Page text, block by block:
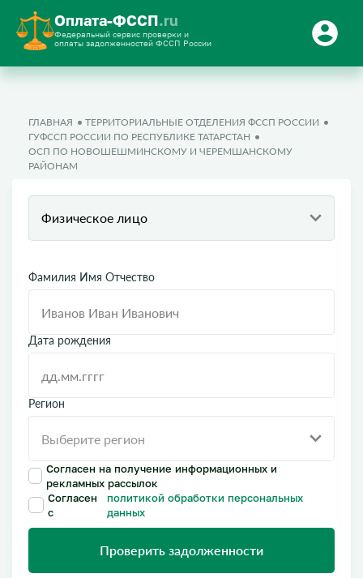
Оплата-ФССП.ru
Федеральный сервис проверки и
оплаты задолженностей ФССП России
ГЛАВНАЯ
ТЕРРИТОРИАЛЬНЫЕ ОТДЕЛЕНИЯ ФССП РОССИИ
ГУФССП РОССИИ ПО РЕСПУБЛИКЕ ТАТАРСТАН
ОСП ПО НОВОШЕШМИНСКОМУ И ЧЕРЕМШАНСКОМУ
РАЙОНАМ
Физическое лицо
Фамилия Имя Отчество
Дата рождения
Регион
Согласен на получение информационных и
рекламных рассылок
Согласен
с
политикой обработки персональных
данных
Проверить задолженности